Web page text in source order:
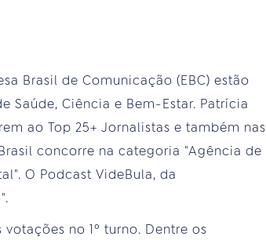
Brasil de Comunicação (EBC) estão
Saúde, Ciência e Bem-Estar. Patrícia
ao Top 25+ Jornalistas e também nas
concorre na categoria "Agência de
O Podcast VideBula, da
no 1º turno. Dentre os